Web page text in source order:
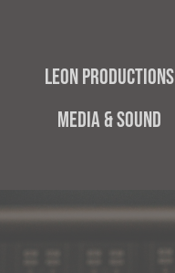
Leon Productions
Media & Sound